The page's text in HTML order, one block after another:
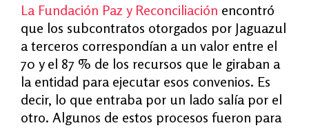
La Fundación Paz y Reconciliación encontró
que los subcontratos otorgados por Jaguazul
a terceros correspondían a un valor entre el
70 y el 87 % de los recursos que le giraban a
la entidad para ejecutar esos convenios. Es
decir, lo que entraba por un lado salía por el
otro. Algunos de estos procesos fueron para